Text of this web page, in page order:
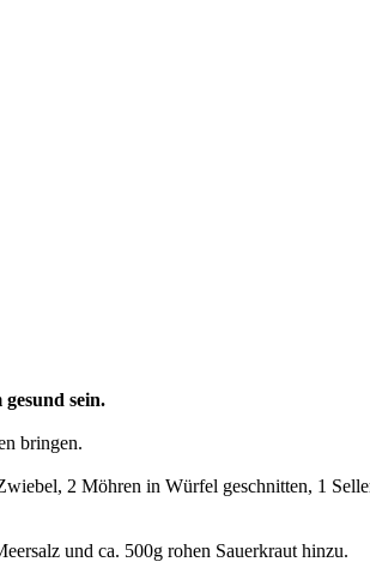
sein.
bringen.
2 Möhren in Würfel geschnitten, 1
und ca. 500g rohen Sauerkraut hinzu.